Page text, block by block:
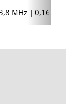
MHz | 0,16 kW